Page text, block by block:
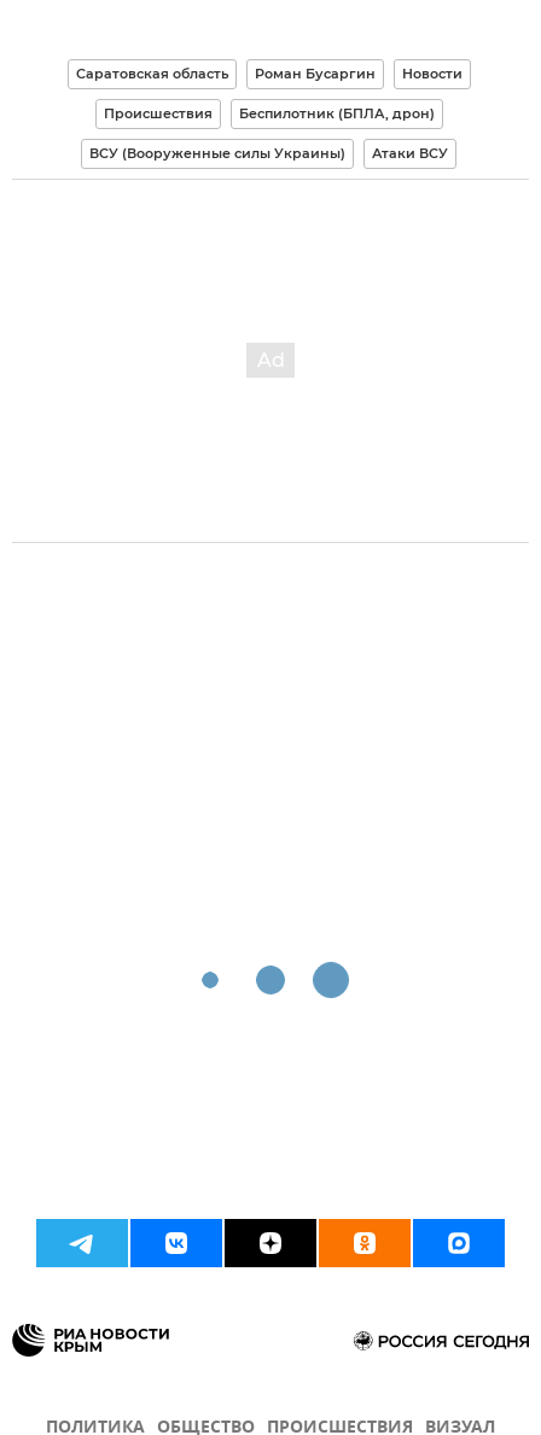
Саратовская область Роман Бусаргин Новости
Происшествия Беспилотник (БПЛА, дрон)
ВСУ (Вооруженные силы Украины) Атаки ВСУ
ПОЛИТИКА ОБЩЕСТВО ПРОИСШЕСТВИЯ ВИЗУАЛ